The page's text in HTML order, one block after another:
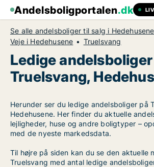
Andelsboligportalen.dk
Se alle andelsboliger til salg i Hedehusene
Veje i Hedehusene
Truelsvang
Ledige
Truelsvang,
Herunder ser du ledige andelsboliger på
Hedehusene. Her finder du aktuelle
lejligheder, huse og andre boligtyper –
med de nyeste markedsdata.
Til højre på siden kan du se den aktuelle
Truelsvang med antal ledige